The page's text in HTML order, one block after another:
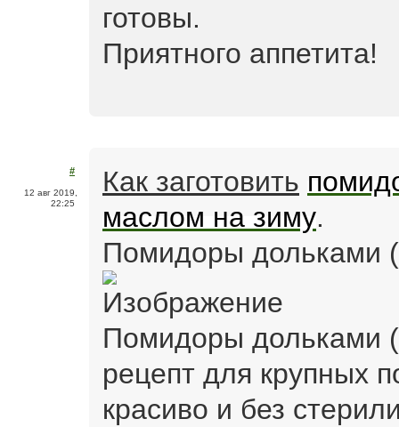
готовы.
Приятного аппетита!
#
12 авг 2019,
22:25
Как заготовить
маслом на зиму.
Помидоры дольками
Помидоры дольками
рецепт для крупных
красиво и без